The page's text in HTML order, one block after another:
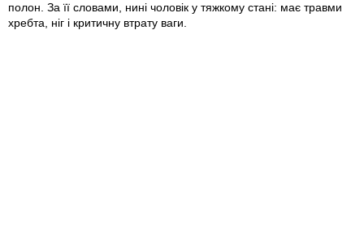
полон. За її словами, нині чоловік у тяжкому стані: має травми
хребта, ніг і критичну втрату ваги.